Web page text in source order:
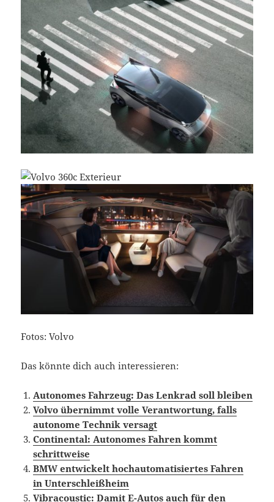
Fotos: Volvo
Das könnte dich auch interessieren:
Autonomes Fahrzeug: Das Lenkrad soll bleiben
Volvo übernimmt volle Verantwortung, falls
autonome Technik versagt
Continental: Autonomes Fahren kommt
schrittweise
BMW entwickelt hochautomatisiertes Fahren
in Unterschleißheim
Vibracoustic: Damit E-Autos auch für den